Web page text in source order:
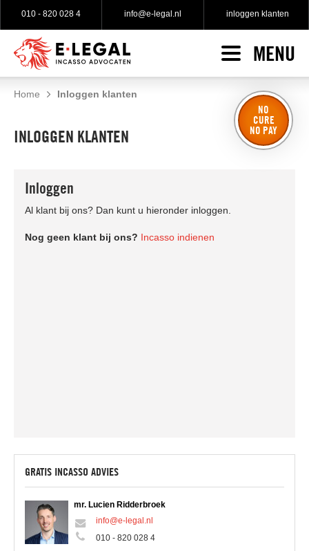
010 - 820 028 4 info@e-legal.nl inloggen klanten
MENU
HOME
INCASSO
No cure no pay incasso
Gerechtelijke incasso
SPECIALISATIES
TARIEVEN
OVER E-LEGAL
NO
CURE
NO PAY
Home Inloggen klanten
INLOGGEN KLANTEN
Inloggen
Al klant bij ons? Dan kunt u hieronder inloggen.
Nog geen klant bij ons? Incasso indienen
GRATIS INCASSO ADVIES
mr. Lucien Ridderbroek
info@e-legal.nl
010 - 820 028 4